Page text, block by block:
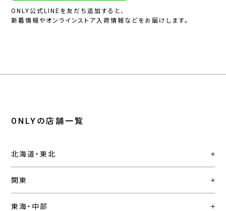
ONLY公式LINEを友だち追加すると、
新着情報やオンラインストア入荷情報などをお届けします。
ONLYの店舗一覧
北海道・東北
関東
東海・中部